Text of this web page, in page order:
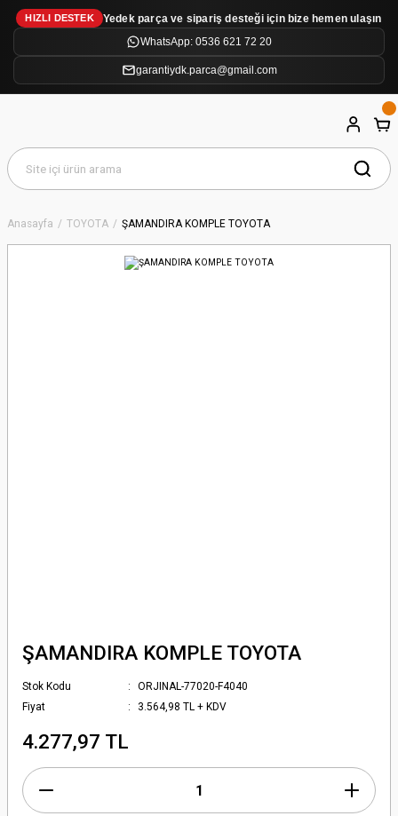
HIZLI DESTEK
Yedek parça ve sipariş desteği için bize hemen ulaşın
WhatsApp: 0536 621 72 20
garantiydk.parca@gmail.com
Anasayfa TOYOTA ŞAMANDIRA KOMPLE TOYOTA
ŞAMANDIRA KOMPLE TOYOTA
Stok Kodu
ORJINAL-77020-F4040
Fiyat
3.564,98 TL + KDV
4.277,97 TL